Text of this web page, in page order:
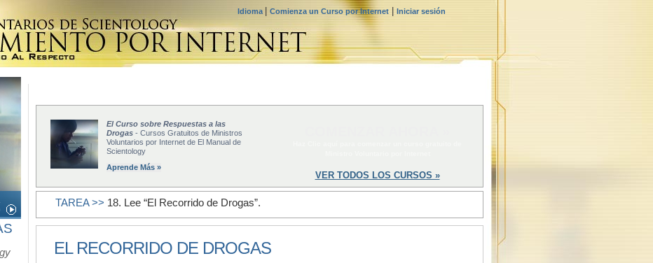
Idioma Comienza un Curso por Internet Iniciar sesión
El Curso sobre Respuestas a las
Drogas - Cursos Gratuitos de Ministros
Voluntarios por Internet de El Manual de
Scientology
Aprende Más »
VER TODOS LOS CURSOS »
TAREA >> 18. Lee “El Recorrido de Drogas”.
EL RECORRIDO DE DROGAS